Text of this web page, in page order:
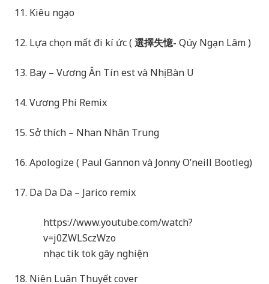
11. Kiêu ngạo
12. Lựa chọn mất đi kí ức (選擇失憶- Qúy Ngạn Lâm )
13. Bay – Vương Ân Tín est và Nhị Bàn U
14. Vương Phi Remix
15. Sở thích – Nhan Nhân Trung
16. Apologize ( Paul Gannon và Jonny O’neill Bootleg)
17. Da Da Da – Jarico remix
https://www.youtube.com/watch?
v=j0ZWLSczWzo
nhạc tik tok gây nghiện
18. Niên Luân Thuyết cover